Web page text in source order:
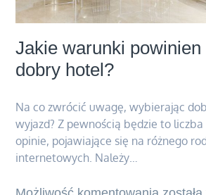
Jakie warunki powinien
dobry hotel?
Na co zwrócić uwagę, wybierając
wyjazd? Z pewnością będzie to
opinie, pojawiające się na różnego
internetowych. Należy…